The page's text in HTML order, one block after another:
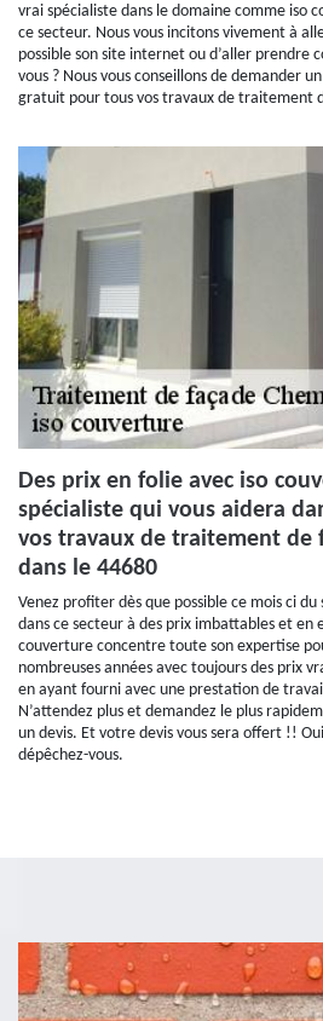
vrai spécialiste dans le domaine comme iso
ce secteur. Nous vous incitons vivement à
possible son site internet ou d’aller prendre
vous ? Nous vous conseillons de demander
gratuit pour tous vos travaux de traitement
Des prix en folie avec iso
spécialiste qui vous aidera
vos travaux de traitement de
dans le 44680
Venez profiter dès que possible ce mois ci
dans ce secteur à des prix imbattables et en
couverture concentre toute son expertise
nombreuses années avec toujours des prix
en ayant fourni avec une prestation de
N’attendez plus et demandez le plus
un devis. Et votre devis vous sera offert !!
dépêchez-vous.